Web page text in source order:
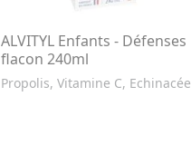
ALVITYL Enfants - Défenses
flacon 240ml
Propolis, Vitamine C, Echinacée